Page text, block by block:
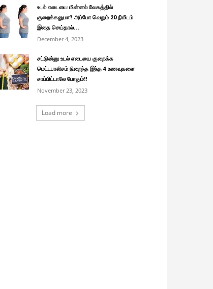
உடல் எடையை மின்னல் வேகத்தில்
குறைக்கனுமா? அப்போ வெறும் 20 நிமிடம்
இதை செய்தால்...
December 4, 2023
சட்டுன்னு உடல் எடையை குறைக்க
மெட்டபாலிசம் நிறைந்த இந்த 4 உணவுகளை
சாப்பிட்டாலே போதும்!!
November 23, 2023
Load more